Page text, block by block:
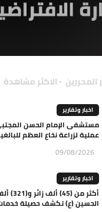
المحررين الاكثر مشاهدة
اخبار وتقارير
عملية لزراعة نخاع العظم
09/08/2026
اخبار وتقارير
أكثر
الحسين (ع) تكشف حصيلة